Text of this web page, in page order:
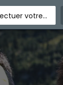
Indiquez une ville pour effectuer votre recherche